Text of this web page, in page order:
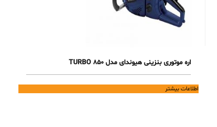
اره موتوری بنزینی هیوندای مدل TURBO 850
اطلاعات بیشتر